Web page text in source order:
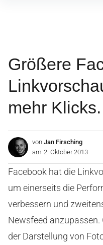
Größere
mehr Klicks.
von Jan Firsching
am 2. Oktober 2013
Facebook hat die
um einerseits die
verbessern und
Newsfeed
der Darstellung von